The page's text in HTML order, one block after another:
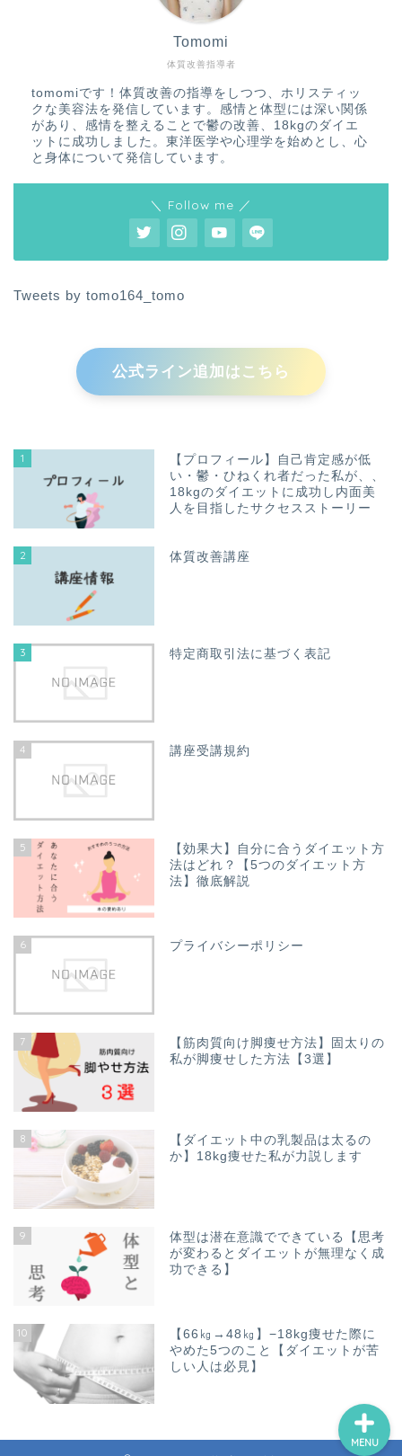
体質改善指導者
Tomomi
tomomiです！体質改善の指導をしつつ、ホリスティッ
クな美容法を発信しています。感情と体型には深い関係
があり、感情を整えることで鬱の改善、18kgのダイエ
ットに成功しました。東洋医学や心理学を始めとし、心
と身体について発信しています。
＼ Follow me ／
Tweets by tomo164_tomo
公式ライン追加はこちら
1
【プロフィール】自己肯定感が低
い・鬱・ひねくれ者だった私が、、
18kgのダイエットに成功し内面美
人を目指したサクセスストーリー
2 体質改善講座
3 特定商取引法に基づく表記
4 講座受講規約
5
【効果大】自分に合うダイエット方
法はどれ？【5つのダイエット方
法】徹底解説
6 プライバシーポリシー
7
【筋肉質向け脚痩せ方法】固太りの
私が脚痩せした方法【3選】
8
【ダイエット中の乳製品は太るの
か】18kg痩せた私が力説します
9
体型は潜在意識でできている【思考
が変わるとダイエットが無理なく成
功できる】
10
【66㎏→48㎏】−18kg痩せた際に
やめた5つのこと【ダイエットが苦
しい人は必見】
MENU
【プロフィール】自己肯定
感が低い・鬱・ひねくれ者
エットに成功し内面美人を
ー
ココロの悩み